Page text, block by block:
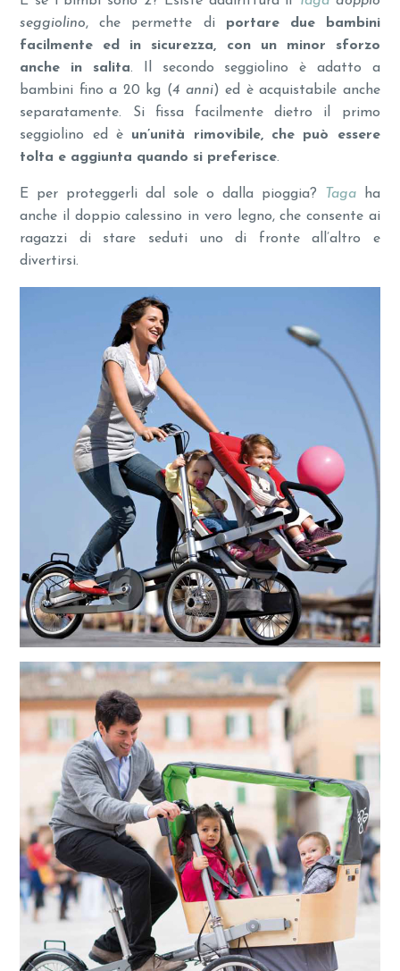
seggiolino, che permette di portare due bambini
facilmente ed in sicurezza, con un minor sforzo
anche in salita. Il secondo seggiolino è adatto a
bambini fino a 20 kg (4 anni) ed è acquistabile anche
separatamente. Si fissa facilmente dietro il primo
seggiolino ed è un’unità rimovibile, che può essere
tolta e aggiunta quando si preferisce.
E per proteggerli dal sole o dalla pioggia? Tagaha
anche il doppio calessino in vero legno, che consente ai
ragazzi di stare seduti uno di fronte all’altro e
divertirsi.